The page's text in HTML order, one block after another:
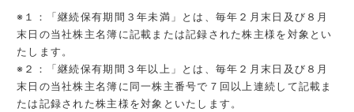
※１：「継続保有期間３年未満」とは、毎年２月末日及び８月
末日の当社株主名簿に記載または記録された株主様を対象とい
たします。
※２：「継続保有期間３年以上」とは、毎年２月末日及び８月
末日の当社株主名簿に同一株主番号で７回以上連続して記載ま
たは記録された株主様を対象といたします。